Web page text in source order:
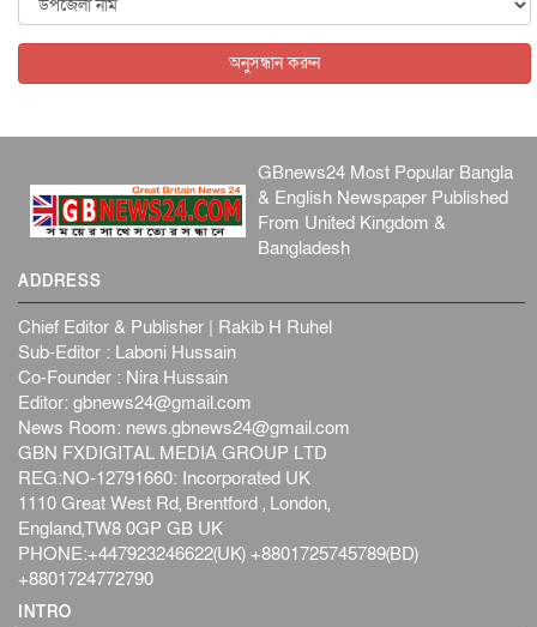
৬ আগস্ট, ২০২৬
অনুসন্ধান করুন
GBnews24 Most Popular Bangla
& English Newspaper Published
From United Kingdom &
Bangladesh
ADDRESS
Chief Editor & Publisher | Rakib H Ruhel
Sub-Editor : Laboni Hussain
Co-Founder : Nira Hussain
Editor: gbnews24@gmail.com
News Room: news.gbnews24@gmail.com
GBN FXDIGITAL MEDIA GROUP LTD
REG:NO-12791660: Incorporated UK
1110 Great West Rd, Brentford , London,
England,TW8 0GP GB UK
PHONE:+447923246622(UK) +8801725745789(BD)
+8801724772790
INTRO